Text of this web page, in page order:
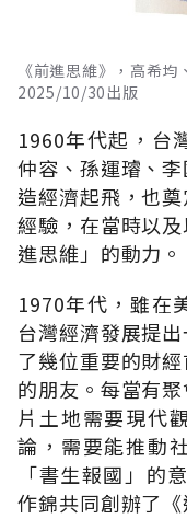
《前進思維》，高希
2025/10/30出版
1960年代起，台
仲容、孫運璿、
造經濟起飛，也
經驗，在當時以
進思維」的動力。
1970年代，雖在
台灣經濟發展提
了幾位重要的財
的朋友。每當有
片土地需要現代
論，需要能推動
「書生報國」的
作錦共同創辦了《